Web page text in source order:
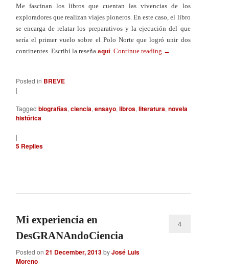
Me fascinan los libros que cuentan las vivencias de los
exploradores que realizan viajes pioneros. En este caso, el libro
se encarga de relatar los preparativos y la ejecución del que
sería el primer vuelo sobre el Polo Norte que logró unir dos
continentes. Escribí la reseña aquí. Continue reading →
Posted in BREVE
|
Tagged biografías, ciencia, ensayo, libros, literatura, novela
histórica
|
5Replies
Mi experiencia en
DesGRANAndoCiencia
Posted on 21 December, 2013byJosé Luis
Moreno
4